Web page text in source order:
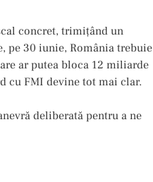
concret, trimițând un
pe 30 iunie, România trebuie
ar putea bloca 12 miliarde
cu FMI devine tot mai clar.
deliberată pentru a ne